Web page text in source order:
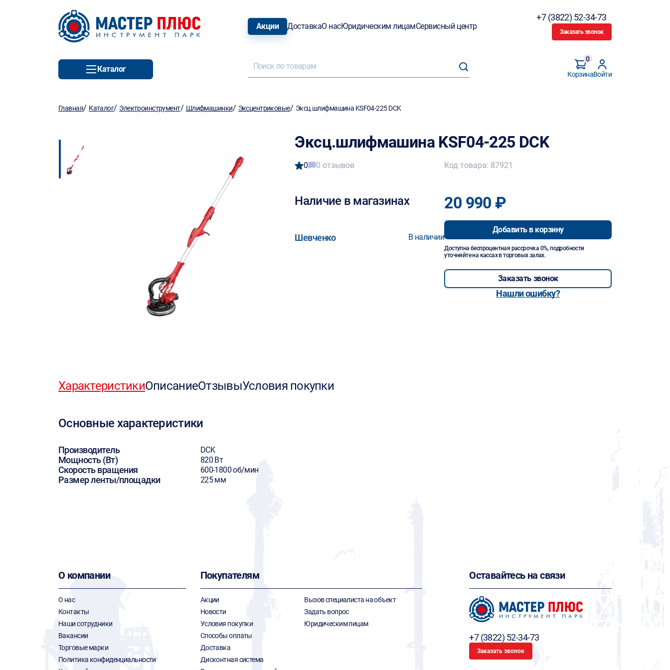
Акции ДоставкаО насЮридическим лицамСервисный центр
+7 (3822) 52-34-73
Заказать звонок
Каталог
Корзина
0
Войти
Главная/ Каталог/ Электроинструмент/ Шлифмашинки/ Эксцентриковые/ Эксц.шлифмашина KSF04-225 DCK
Эксц.шлифмашина KSF04-225 DCK
0 0 отзывов
Наличие в магазинах
Шевченко В наличии
Код товара: 87921
20 990 ₽
Добавить в корзину
Доступна беспроцентная рассрочка 0%, подробности
уточняйте на кассах в торговых залах.
Заказать звонок
Нашли ошибку?
ХарактеристикиОписаниеОтзывыУсловия покупки
Основные характеристики
Производитель DCK
Мощность (Вт) 820 Вт
Скорость вращения 600-1800 об/мин
Размер ленты/площадки 225 мм
О компании
О нас
Контакты
Наши сотрудники
Вакансии
Торговые марки
Политика конфиденциальности
Покупателям
Акции
Новости
Условия покупки
Способы оплаты
Доставка
Дисконтная система
Вызов специалиста на объект
Задать вопрос
Юридическим лицам
Оставайтесь на связи
+7 (3822) 52-34-73
Заказать звонок